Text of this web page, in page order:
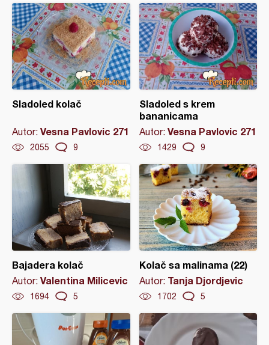
Sladoled kolač
Autor: Vesna Pavlovic 271
2055 9
Sladoled s krem
bananicama
Autor: Vesna Pavlovic 271
1429 9
Bajadera kolač
Autor: Valentina Milicevic
1694 5
Kolač sa malinama (22)
Autor: Tanja Djordjevic
1702 5